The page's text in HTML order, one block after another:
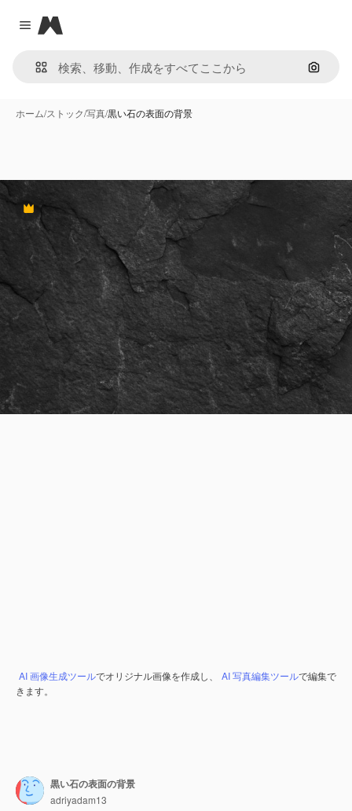
Close menu
Magnific
画像で
ホーム/ストック/写真/黒い石の表面の背景
Premium
AI 画像生成ツールでオリジナル画像を作成し、 AI 写真編集ツールで編集で
きます。
黒い石の表面の背景
adriyadam13